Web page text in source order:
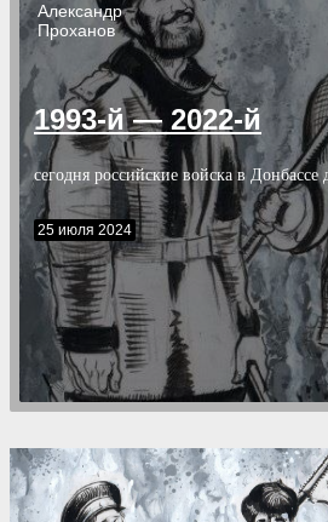
Александр
Проханов
1993-й — 2022-й
сегодня российские войска в Донбассе
25 июля 2024